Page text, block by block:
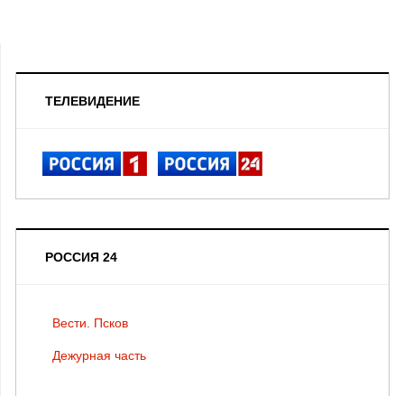
ТЕЛЕВИДЕНИЕ
РОССИЯ 24
Вести. Псков
Дежурная часть